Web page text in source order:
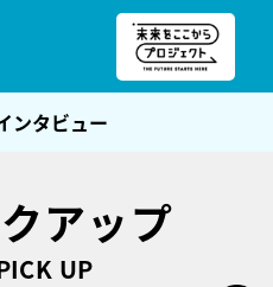
ンタビュー
アップ
UP